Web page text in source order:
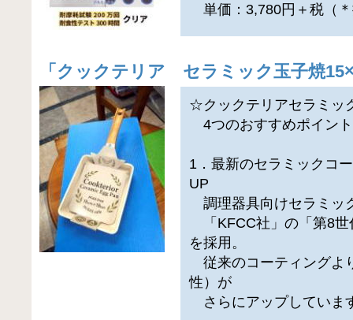
単価：3,780円＋税（
「 クックテリア セラミック玉子焼
☆クックテリアセラミッ
4つのおすすめポイント
1．最新のセラミックコ
UP
調理器具向けセラミッ
「KFCC社」の「第8世
を採用。
従来のコーティングよ
性）が
さらにアップしていま